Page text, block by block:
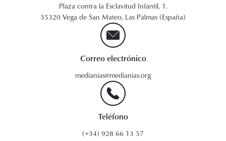
Plaza contra la Esclavitud Infantil, 1.
35320 Vega de San Mateo, Las Palmas (España)
Correo electrónico
medianias@medianias.org
Teléfono
(+34) 928 66 13 57